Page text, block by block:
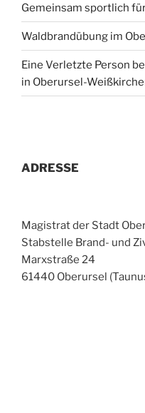
Gemeinsam sportlich
Waldbrandübung im
Eine Verletzte Person
in Oberursel-
ADRESSE
Magistrat der Stadt
Stabstelle Brand- und
Marxstraße 24
61440 Oberursel